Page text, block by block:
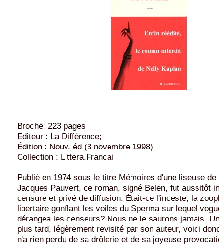
Broché: 223 pages
Editeur : La Différence;
Édition : Nouv. éd (3 novembre 1998)
Collection : Littera.Francai
Publié en 1974 sous le titre Mémoires d'une liseuse
Jacques Pauvert, ce roman, signé Belen, fut aussitôt
censure et privé de diffusion. Était-ce l'inceste, la
libertaire gonflant les voiles du Sperma sur lequel
dérangea les censeurs? Nous ne le saurons jamais.
plus tard, légèrement revisité par son auteur, voici
n'a rien perdu de sa drôlerie et de sa joyeuse